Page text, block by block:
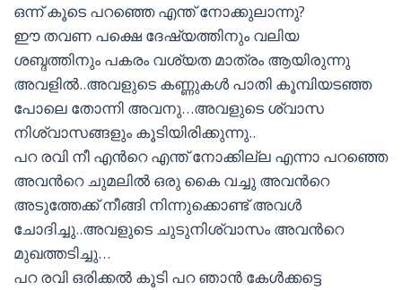
ഒന്ന് കൂടെ പറഞ്ഞെ എന്ത് നോക്കുലാന്നു?
ഈ തവണ പക്ഷെ ദേഷ്യത്തിനും വലിയ
ശബ്ദത്തിനും പകരം വശ്യത മാത്രം ആയിരുന്നു
അവളില്‍..അവളുടെ കണ്ണുകള്‍ പാതി കൂമ്പിയടഞ്ഞ
പോലെ തോന്നി അവനു…അവളുടെ ശ്വാസ
നിശ്വാസങ്ങളും കൂടിയിരിക്കുന്നു..
പറ രവി നീ എന്‍റെ എന്ത് നോക്കില്ല എന്നാ പറഞ്ഞെ
അവന്‍റെ ചുമലില്‍ ഒരു കൈ വച്ചു അവന്‍റെ
അടുത്തേക്ക് നീങ്ങി നിന്നുക്കൊണ്ട് അവള്‍
ചോദിച്ചു..അവളുടെ ചുടുനിശ്വാസം അവന്‍റെ
മുഖത്തടിച്ചു…
പറ രവി ഒരിക്കല്‍ കൂടി പറ ഞാന്‍ കേള്‍ക്കട്ടെ